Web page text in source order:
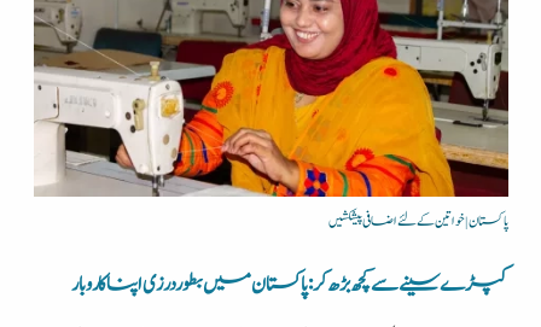
پاکستان | خواتین کے لئے اضافی پیشکشیں
کپڑے سینے سے کچھ بڑھ کر: پاکستان میں بطور درزی اپنا کاروبار